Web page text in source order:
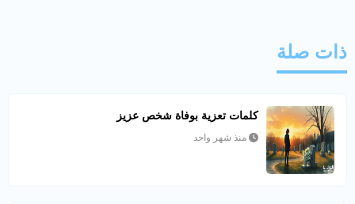
ذات صلة
كلمات تعزية بوفاة شخص عزيز
منذ شهر واحد